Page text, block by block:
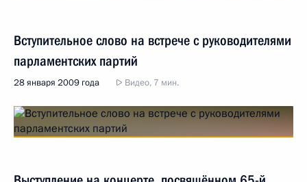
Вступительное слово на встрече с руководителями
парламентских партий
28 января 2009 года Видео, 7 мин.